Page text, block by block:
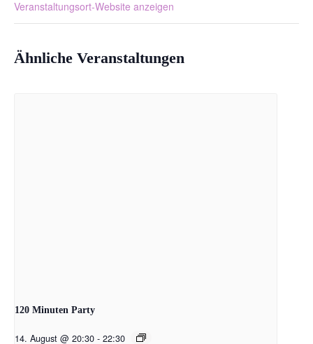
Veranstaltungsort-Website anzeigen
Ähnliche Veranstaltungen
120 Minuten Party
14. August @ 20:30 - 22:30